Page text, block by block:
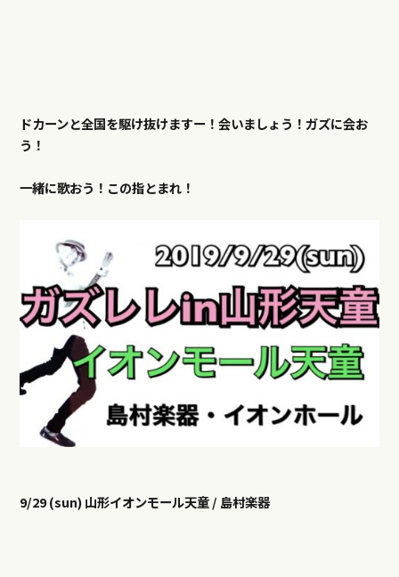
ドカーンと全国を駆け抜けますー！会いましょう！ガズに会お
う！
一緒に歌おう！ この指とまれ！
9/29 (sun) 山形イオンモール天童 / 島村楽器